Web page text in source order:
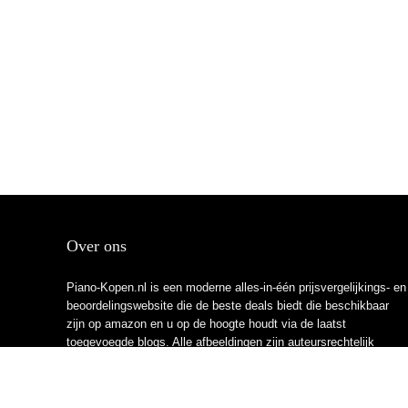
Over ons
Piano-Kopen.nl is een moderne alles-in-één prijsvergelijkings- en
beoordelingswebsite die de beste deals biedt die beschikbaar
zijn op amazon en u op de hoogte houdt via de laatst
toegevoegde blogs. Alle afbeeldingen zijn auteursrechtelijk